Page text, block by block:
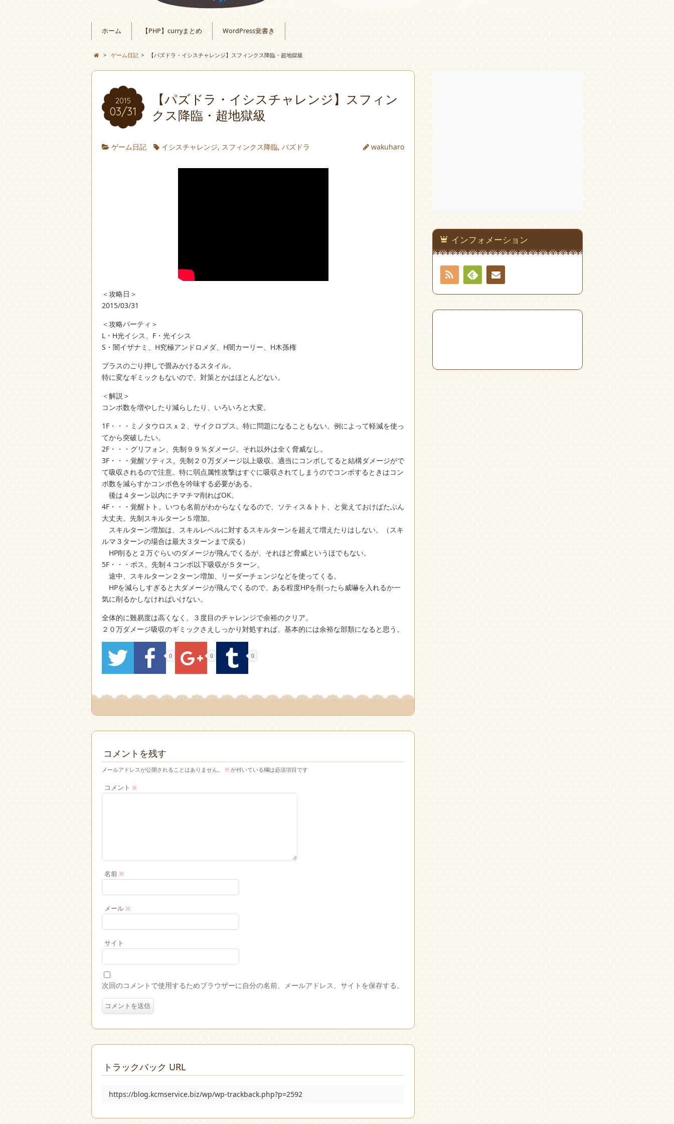
ホーム 【PHP】curryまとめ WordPress覚書き
> ゲーム日記 > 【パズドラ・イシスチャレンジ】スフィンクス降臨・超地獄級
2015
03/31
【パズドラ・イシスチャレンジ】スフィン
クス降臨・超地獄級
ゲーム日記 イシスチャレンジ, スフィンクス降臨,パズドラ wakuharo
＜攻略日＞
2015/03/31
＜攻略パーティ＞
L・H光イシス、F・光イシス
S・闇イザナミ、H究極アンドロメダ、H闇カーリー、H木孫権
プラスのごり押しで畳みかけるスタイル。
特に変なギミックもないので、対策とかはほとんどない。
＜解説＞
コンボ数を増やしたり減らしたり、いろいろと大変。
1F・・・ミノタウロスｘ２、サイクロプス。特に問題になることもない。例によって軽減を使っ
てから突破したい。
2F・・・グリフォン、先制９９％ダメージ。それ以外は全く脅威なし。
3F・・・覚醒ソティス。先制２０万ダメージ以上吸収。適当にコンボしてると結構ダメージがで
て吸収されるので注意。特に弱点属性攻撃はすぐに吸収されてしまうのでコンボするときはコン
ボ数を減らすかコンボ色を吟味する必要がある。
後は４ターン以内にチマチマ削ればOK。
4F・・・覚醒トト。いつも名前がわからなくなるので、ソティス＆トト、と覚えておけばたぶん
大丈夫。先制スキルターン５増加。
スキルターン増加は、スキルレベルに対するスキルターンを超えて増えたりはしない。（スキ
ルマ３ターンの場合は最大３ターンまで戻る）
HP削ると２万ぐらいのダメージが飛んでくるが、それほど脅威というほでもない。
5F・・・ボス。先制４コンボ以下吸収が５ターン。
途中、スキルターン２ターン増加、リーダーチェンジなどを使ってくる。
HPを減らしすぎると大ダメージが飛んでくるので、ある程度HPを削ったら威嚇を入れるか一
気に削るかしなければいけない。
全体的に難易度は高くなく、３度目のチャレンジで余裕のクリア。
２０万ダメージ吸収のギミックさえしっかり対処すれば、基本的には余裕な部類になると思う。
0 0 0
コメントを残す
メールアドレスが公開されることはありません。 ※ が付いている欄は必須項目です
コメント ※
名前※
メール※
サイト
次回のコメントで使用するためブラウザーに自分の名前、メールアドレス、サイトを保存する。
トラックバック URL
https://blog.kcmservice.biz/wp/wp-trackback.php?p=2592
インフォメーション
RSS
Feedly連絡
先